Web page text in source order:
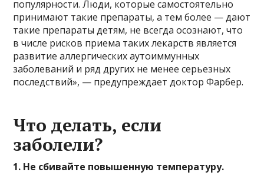
популярности. Люди, которые самостоятельно
принимают такие препараты, а тем более — дают
такие препараты детям, не всегда осознают, что
в числе рисков приема таких лекарств является
развитие аллергических аутоиммунных
заболеваний и ряд других не менее серьезных
последствий», — предупреждает доктор Фарбер.
Что делать, если
заболели?
1. Не сбивайте повышенную температуру.